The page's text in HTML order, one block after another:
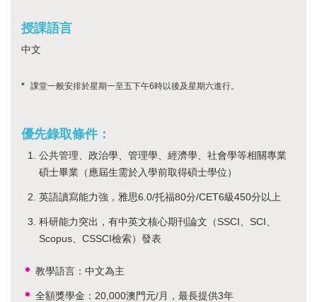
授課語言
中文
* 課堂一般安排於星期一至五下午6時以後及星期六進行。
優先錄取條件：
公共管理、政治學、管理學、經濟學、社會學等相關專業
碩士畢業（應屆生需於入學前取得碩士學位）
英語讀寫能力強，雅思6.0/托福80分/CET6級450分以上
科研能力突出，有中英文核心期刊論文（SSCI、SCI、
Scopus、CSSCI檢索）發表
教學語言：中文為主
全額獎學金：20,000澳門元/月，最長提供3年